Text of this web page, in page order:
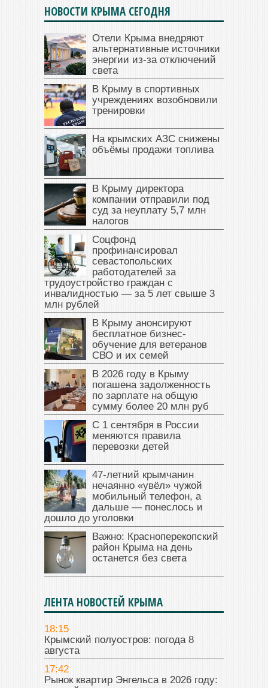
НОВОСТИ КРЫМА СЕГОДНЯ
Отели Крыма внедряют
альтернативные источники
энергии из-за отключений
света
В Крыму в спортивных
учреждениях возобновили
тренировки
На крымских АЗС снижены
объёмы продажи топлива
В Крыму директора
компании отправили под
суд за неуплату 5,7 млн
налогов
Соцфонд
профинансировал
севастопольских
работодателей за
трудоустройство граждан с
инвалидностью — за 5 лет свыше 3
млн рублей
В Крыму анонсируют
бесплатное бизнес-
обучение для ветеранов
СВО и их семей
В 2026 году в Крыму
погашена задолженность
по зарплате на общую
сумму более 20 млн руб
С 1 сентября в России
меняются правила
перевозки детей
47‑летний крымчанин
нечаянно «увёл» чужой
мобильный телефон, а
дальше — понеслось и
дошло до уголовки
Важно: Красноперекопский
район Крыма на день
останется без света
ЛЕНТА НОВОСТЕЙ КРЫМА
18:15
Крымский полуостров: погода 8
августа
17:42
Рынок квартир Энгельса в 2026 году: